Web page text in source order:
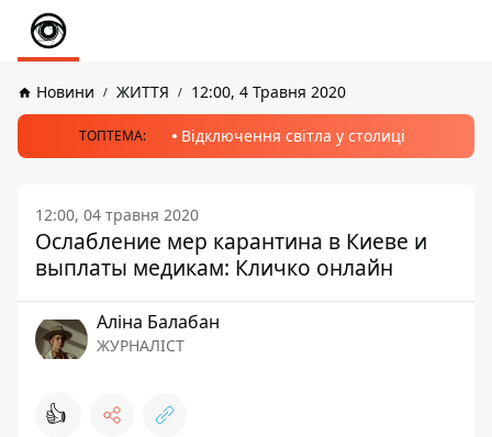
Новини ЖИТТЯ 12:00, 4 Травня 2020
ТОПТЕМА: Відключення світла у столиці
12:00, 04 травня 2020
Ослабление мер карантина в Киеве и
выплаты медикам: Кличко онлайн
Аліна Балабан
ЖУРНАЛІСТ
👍